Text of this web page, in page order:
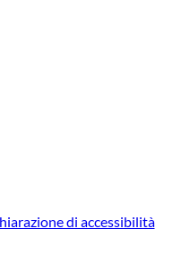
di accessibilità